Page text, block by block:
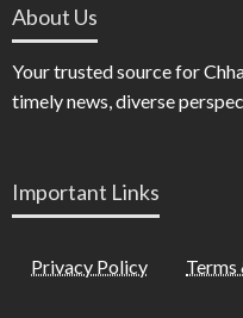
About Us
Your trusted source for
timely news, diverse
Important Links
Privacy Policy